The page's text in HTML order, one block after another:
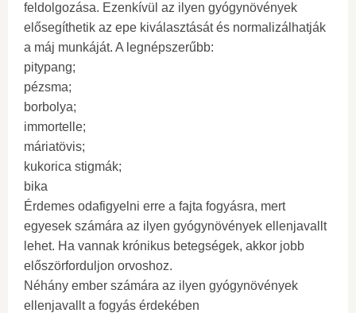
feldolgozása. Ezenkívül az ilyen gyógynövények
elősegíthetik az epe kiválasztását és normalizálhatják
a máj munkáját. A legnépszerűbb:
pitypang;
pézsma;
borbolya;
immortelle;
máriatövis;
kukorica stigmák;
bika
Érdemes odafigyelni erre a fajta fogyásra, mert
egyesek számára az ilyen gyógynövények ellenjavallt
lehet. Ha vannak krónikus betegségek, akkor jobb
előszörforduljon orvoshoz.
Néhány ember számára az ilyen gyógynövények
ellenjavallt a fogyás érdekében